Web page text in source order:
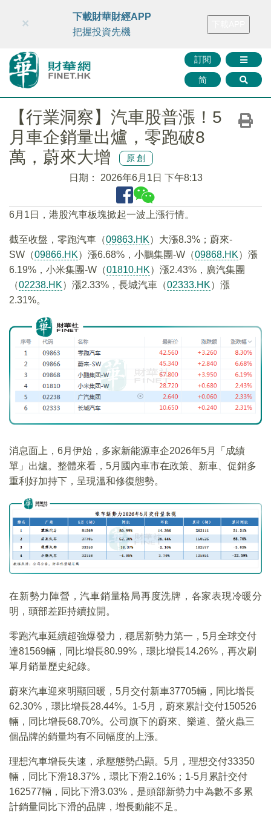
財華智庫網 FINTV FINMETA 財華證券 媒體矩陣
訂閱
简
×
下載財華財經APP
把握投資先機
【行業洞察】汽車股普漲！5
月車企銷量出爐，零跑破8
萬，蔚來大增
原創
日期： 2026年6月1日 下午8:13
6月1日，港股汽車板塊掀起一波上漲行情。
截至收盤，零跑汽車（09863.HK）大漲8.3%；蔚來-
SW（09866.HK）漲6.68%，小鵬集團-W（09868.HK）漲
6.19%，小米集團-W（01810.HK）漲2.43%，廣汽集團
（02238.HK）漲2.33%，長城汽車（02333.HK）漲
2.31%。
消息面上，6月伊始，多家新能源車企2026年5月「成績
單」出爐。整體來看，5月國內車市在政策、新車、促銷多
重利好加持下，呈現溫和修復態勢。
在新勢力陣營，汽車銷量格局再度洗牌，各家表現冷暖分
明，頭部差距持續拉開。
零跑汽車延續超強爆發力，穩居新勢力第一，5月全球交付
達81569輛，同比增長80.99%，環比增長14.26%，再次刷
單月銷量歷史紀錄。
蔚來汽車迎來明顯回暖，5月交付新車37705輛，同比增長
62.30%，環比增長28.44%。1-5月，蔚來累計交付150526
輛，同比增長68.70%。公司旗下的蔚來、樂道、螢火蟲三
個品牌的銷量均有不同幅度的上漲。
理想汽車增長失速，承壓態勢凸顯。5月，理想交付33350
輛，同比下滑18.37%，環比下滑2.16%；1-5月累計交付
162577輛，同比下滑3.03%，是頭部新勢力中為數不多累
計銷量同比下滑的品牌，增長動能不足。